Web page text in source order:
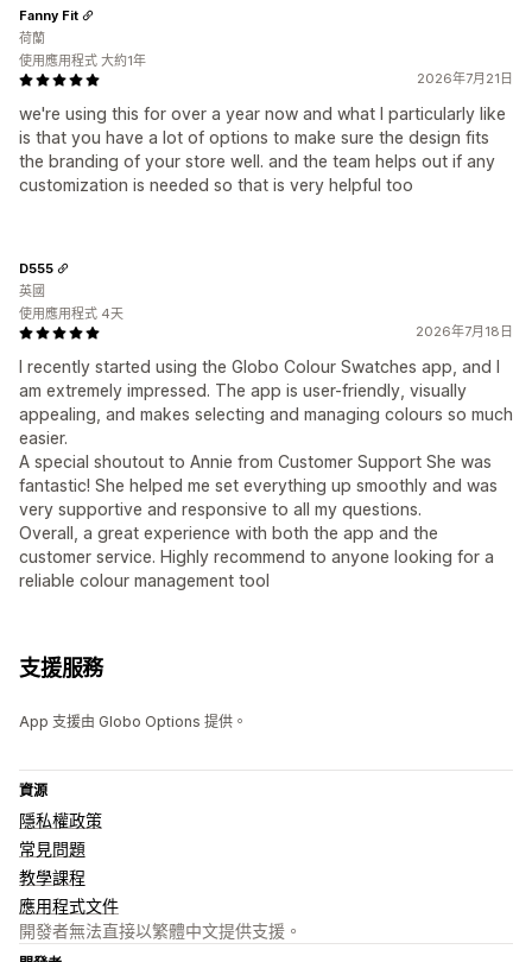
2026年7月21日
we're using this for over a year now and what I particularly like
is that you have a lot of options to make sure the design fits
the branding of your store well. and the team helps out if any
customization is needed so that is very helpful too
Fanny Fit
荷蘭
使用應用程式 大約1年
2026年7月18日
I recently started using the Globo Colour Swatches app, and I
am extremely impressed. The app is user-friendly, visually
appealing, and makes selecting and managing colours so much
easier.
A special shoutout to Annie from Customer Support She was
fantastic! She helped me set everything up smoothly and was
very supportive and responsive to all my questions.
Overall, a great experience with both the app and the
customer service. Highly recommend to anyone looking for a
reliable colour management tool
D555
英國
使用應用程式 4天
支援服務
App 支援由 Globo Options 提供。
資源
隱私權政策
常見問題
教學課程
應用程式文件
開發者無法直接以繁體中文提供支援。